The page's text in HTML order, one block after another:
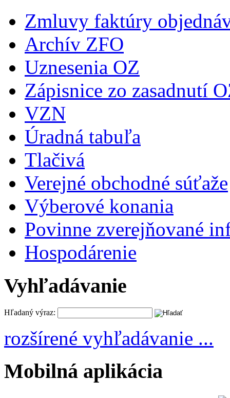
Zmluvy faktúry
Archív ZFO
Uznesenia OZ
Zápisnice zo zasadnutí
VZN
Úradná tabuľa
Tlačivá
Verejné obchodné súťaže
Výberové konania
Povinne zverejňované
Hospodárenie
Vyhľadávanie
Hľadaný výraz:
rozšírené vyhľadávanie ...
Mobilná aplikácia